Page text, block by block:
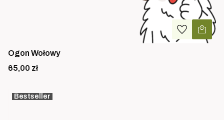
Ogon Wołowy
Cena
65,00 zł
Bestseller